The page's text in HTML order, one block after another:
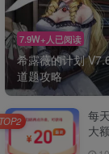
7.9W+人已阅读
希露薇的计划
道题攻略
每
大
TOP2
7.9W+人已阅读
希露薇的计划
道题攻略
每
大
TOP2